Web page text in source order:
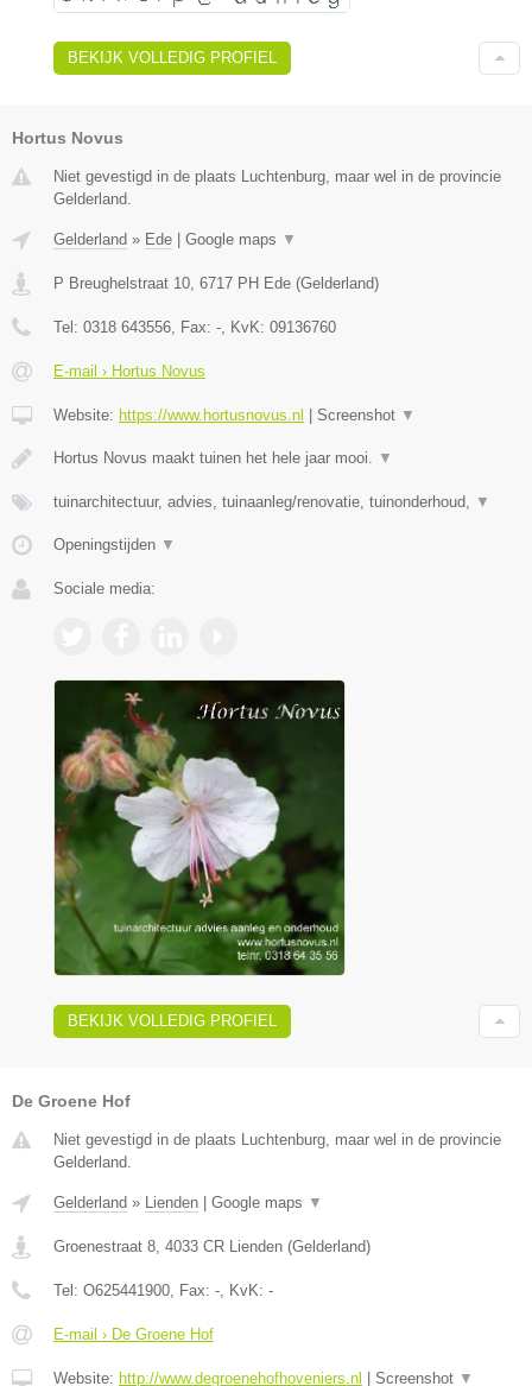
BEKIJK VOLLEDIG PROFIEL
Hortus Novus
Niet gevestigd in de plaats Luchtenburg, maar wel in de provincie
Gelderland.
Gelderland » Ede Google maps ▼
P Breughelstraat 10 6717 PH Ede (Gelderland)
Tel: 0318 643556 , Fax: - , KvK: 09136760
E-mail › Hortus Novus
Website: https://www.hortusnovus.nl Screenshot ▼
Hortus Novus maakt tuinen het hele jaar mooi. ▼
tuinarchitectuur, advies, tuinaanleg/renovatie, tuinonderhoud, ▼
Openingstijden ▼
Sociale media:
BEKIJK VOLLEDIG PROFIEL
De Groene Hof
Niet gevestigd in de plaats Luchtenburg, maar wel in de provincie
Gelderland.
Gelderland » Lienden Google maps ▼
Groenestraat 8 4033 CR Lienden (Gelderland)
Tel: O625441900 , Fax: - , KvK: -
E-mail › De Groene Hof
Website: http://www.degroenehofhoveniers.nl Screenshot ▼